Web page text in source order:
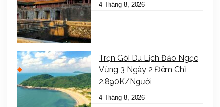
4 Tháng 8, 2026
Trọn Gói Du Lịch Đảo Ngọc
Vừng 3 Ngày 2 Đêm Chỉ
2.890K/Người
4 Tháng 8, 2026